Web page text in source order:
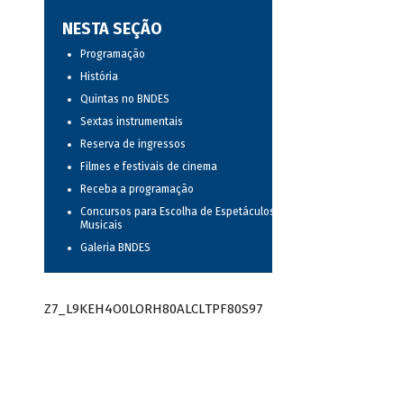
NESTA SEÇÃO
Programação
História
Quintas no BNDES
Sextas instrumentais
Reserva de ingressos
Filmes e festivais de cinema
Receba a programação
Concursos para Escolha de Espetáculos
Musicais
Galeria BNDES
Z7_L9KEH4O0LORH80ALCLTPF80S97